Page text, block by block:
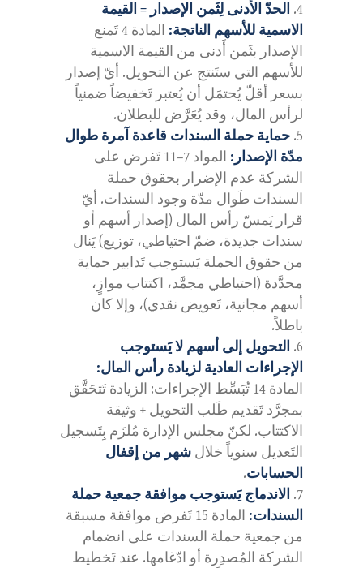
الحدّ الأدنى لِثَمن الإصدار = القيمة
الاسمية للأسهم الناتجة:
المادة 4 تَمنع
الإصدار بثَمن أَدنى من القيمة الاسمية
للأسهم التي ستَنتج عن التحويل. أيّ إصدار
بسعر أقلّ يُحتمَل أن يُعتبر تَخفيضاً ضمنياً
لرأس المال، وقد يُعَرَّض للبطلان.
حماية حملة السندات قاعدة آمرة طوال
مدّة الإصدار:
المواد 7–11 تَفرض على
الشركة عدم الإضرار بحقوق حملة
السندات طَوال مدّة وجود السندات. أيّ
قرار يَمسّ رأس المال (إصدار أسهم أو
سندات جديدة، ضمّ احتياطي، توزيع) يَنال
من حقوق الحملة يَستوجب تَدابير حماية
محدَّدة (احتياطي مجمَّد، اكتتاب موازٍ،
أسهم مجانية، تَعويض نقدي)، وإلا كان
باطلاً.
التحويل إلى أسهم لا يَستوجب
الإجراءات العادية لزيادة رأس المال:
المادة 14 تُبَسِّط الإجراءات: الزيادة تَتحَقَّق
بمجرَّد تَقديم طَلب التحويل + وثيقة
الاكتتاب. لكنّ مجلس الإدارة مُلزَم بِتَسجيل
التَعديل سنوياً خلال شهر من إقفال
الحسابات.
الاندماج يَستوجب موافقة جمعية حملة
السندات:
المادة 15 تَفرض موافقة مسبقة
من جمعية حملة السندات على انضمام
الشركة المُصدِرة أو ادّغامها. عند تَخطيط